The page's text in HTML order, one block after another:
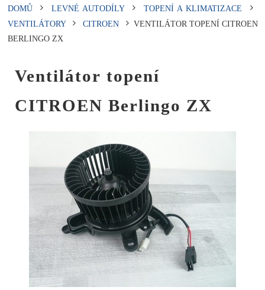
DOMŮ LEVNÉ AUTODÍLY
TOPENÍ A KLIMATIZACE
VENTILÁTORY
CITROEN
VENTILÁTOR TOPENÍ CITROEN
BERLINGO ZX
Ventilátor topení
CITROEN Berlingo ZX